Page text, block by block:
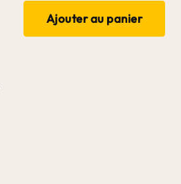
Ajouter au panier